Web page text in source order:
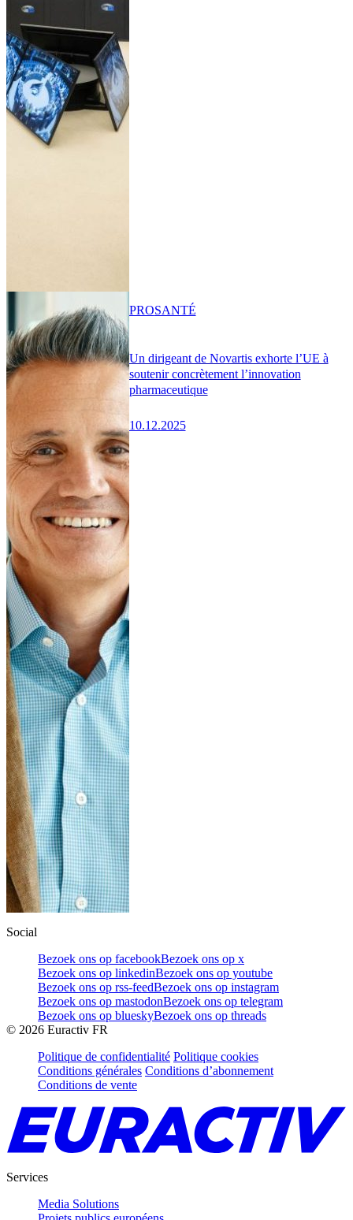
Un dirigeant de Novartis exhorte l’UE à
soutenir concrètement l’innovation
pharmaceutique
10.12.2025
PROSANTÉ
Social
Bezoek ons op facebookBezoek ons op x
Bezoek ons op linkedinBezoek ons op youtube
Bezoek ons op rss-feedBezoek ons op instagram
Bezoek ons op mastodonBezoek ons op telegram
Bezoek ons op blueskyBezoek ons op threads
© 2026 Euractiv FR
Politique de confidentialité Politique cookies
Conditions générales Conditions d’abonnement
Conditions de vente
Services
Media Solutions